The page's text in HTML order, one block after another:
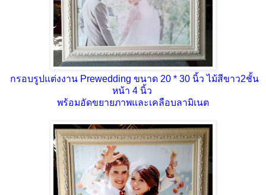
กรอบรูปแต่งงาน Prewedding ขนาด 20 * 30 นิ้ว ไม้สีขาว2ชั้น
หน้า 4 นิ้ว
พร้อมอัดขยายภาพและเคลือบลามิเนต